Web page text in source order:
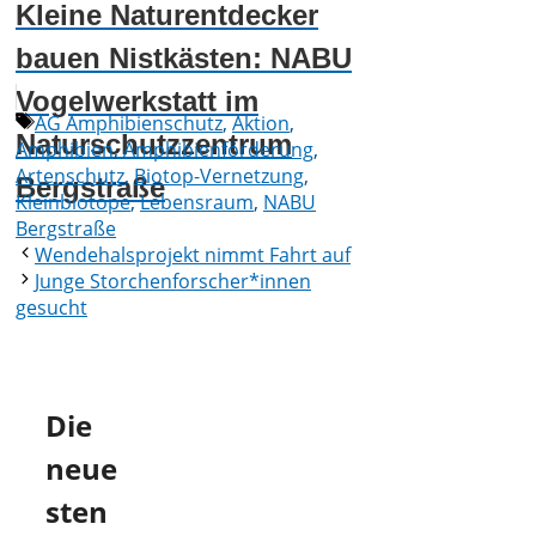
Kleine Naturentdecker
bauen Nistkästen: NABU
Vogelwerkstatt im
Naturschutzzentrum
Bergstraße
Schlagwörter
AG Amphibienschutz,Aktion,
Amphibien,Amphibienförderung,
Artenschutz,Biotop-Vernetzung,
Kleinbiotope,Lebensraum, NABU
Bergstraße
Wendehalsprojekt nimmt Fahrt auf
Junge Storchenforscher*innen
gesucht
Die
neue
sten